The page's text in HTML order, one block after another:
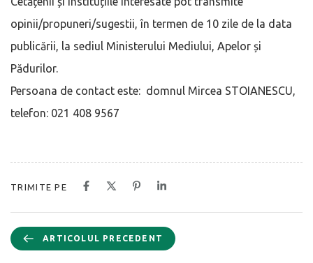
opinii/propuneri/sugestii, în termen de 10 zile de la data
publicării, la sediul Ministerului Mediului, Apelor și
Pădurilor.
Persoana de contact este: domnul Mircea STOIANESCU,
telefon: 021 408 9567
TRIMITE PE
ARTICOLUL PRECEDENT